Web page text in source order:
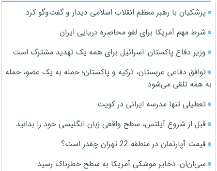
پزشکیان با رهبر معظم انقلاب اسلامی دیدار و گفت‌وگو کرد
شرط مهم آمریکا برای لغو محاصره دریایی ایران
وزیر دفاع پاکستان: اسرائیل برای همه یک تهدید مشترک است
توافق دفاعی عربستان، ترکیه و پاکستان؛ حمله به یک عضو، حمله
به همه تلقی می‌شود
تعطیلی تنها مدرسه ایرانی در کویت
قبل از شروع آیلتس، سطح واقعی زبان انگلیسی خود را بدانید
قیمت آپارتمان در منطقه 22 تهران چقدر است؟
سی‌ان‌ان: ذخایر موشکی آمریکا به سطح خطرناک رسید